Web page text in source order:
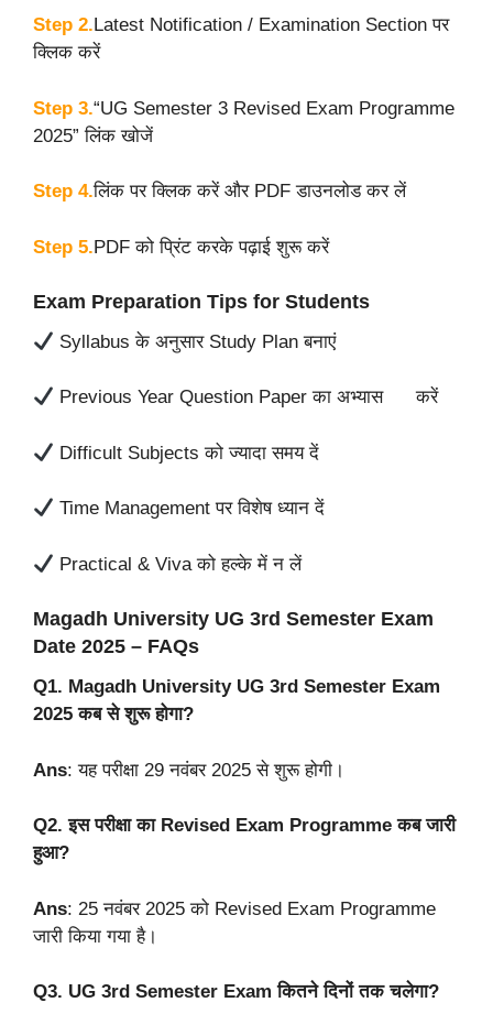
Step 2.Latest Notification / Examination Section पर
क्लिक करें
Step 3.“UG Semester 3 Revised Exam Programme
2025” लिंक खोजें
Step 4.लिंक पर क्लिक करें और PDF डाउनलोड कर लें
Step 5.PDF को प्रिंट करके पढ़ाई शुरू करें
Exam Preparation Tips for Students
Syllabus के अनुसार Study Plan बनाएं
Previous Year Question Paper का अभ्यास करें
Difficult Subjects को ज्यादा समय दें
Time Management पर विशेष ध्यान दें
Practical & Viva को हल्के में न लें
Magadh University UG 3rd Semester Exam
Date 2025 – FAQs
Q1. Magadh University UG 3rd Semester Exam
2025 कब से शुरू होगा?
Ans: यह परीक्षा 29 नवंबर 2025 से शुरू होगी।
Q2. इस परीक्षा का Revised Exam Programme कब जारी
हुआ?
Ans: 25 नवंबर 2025 को Revised Exam Programme
जारी किया गया है।
Q3. UG 3rd Semester Exam कितने दिनों तक चलेगा?